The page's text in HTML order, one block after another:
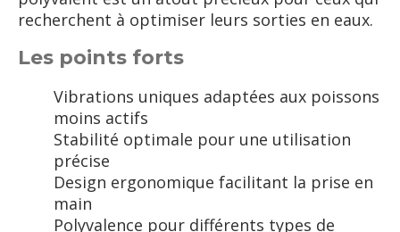
recherchent à optimiser leurs sorties en eaux.
Les points forts
Vibrations uniques adaptées aux poissons
moins actifs
Stabilité optimale pour une utilisation
précise
Design ergonomique facilitant la prise en
main
Polyvalence pour différents types de